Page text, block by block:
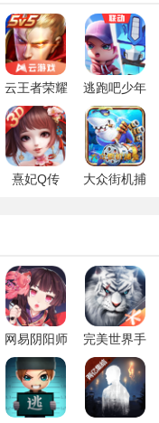
游戏更新内容汇总
入殓师什么时候出
百战之铠
神龛兑换
御魂六号位暴击
十月国庆漫展
moba
活动介绍
红白应援会鬼王怎
云王者荣耀
游戏安装包
中文版
逃跑吧少年
2026官方正
版
熹妃Q传
大众街机捕
网易阴阳师
手游2026最
新版
完美世界手
游腾讯版